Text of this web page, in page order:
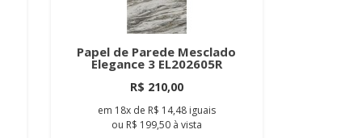
Papel de Parede Mesclado
Elegance 3 EL202605R
R$ 210,00
em 18xde R$ 14,48 iguais
ou R$ 199,50à vista